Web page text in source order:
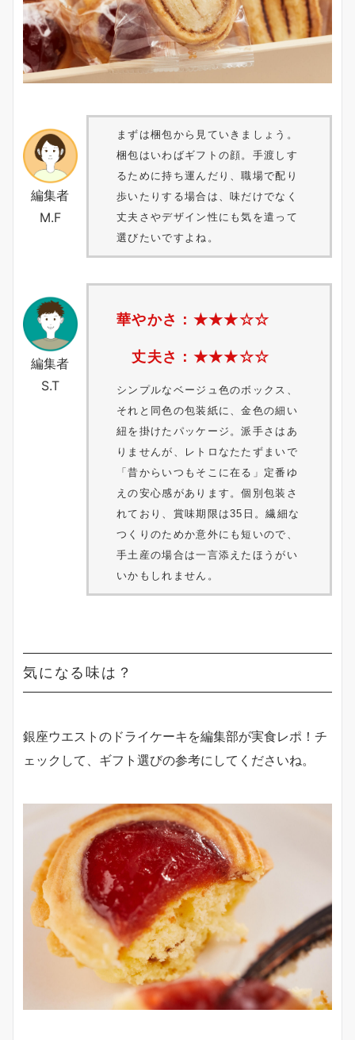
編集者
M.F
まずは梱包から見ていきましょう。
梱包はいわばギフトの顔。手渡しす
るために持ち運んだり、職場で配り
歩いたりする場合は、味だけでなく
丈夫さやデザイン性にも気を遣って
選びたいですよね。
編集者
S.T
華やかさ：★★★☆☆
丈夫さ：★★★☆☆
シンプルなベージュ色のボックス、
それと同色の包装紙に、金色の細い
紐を掛けたパッケージ。派手さはあ
りませんが、レトロなたたずまいで
「昔からいつもそこに在る」定番ゆ
えの安心感があります。個別包装さ
れており、賞味期限は35日。繊細な
つくりのためか意外にも短いので、
手土産の場合は一言添えたほうがい
いかもしれません。
気になる味は？
銀座ウエストのドライケーキを編集部が実食レポ！チ
ェックして、ギフト選びの参考にしてくださいね。